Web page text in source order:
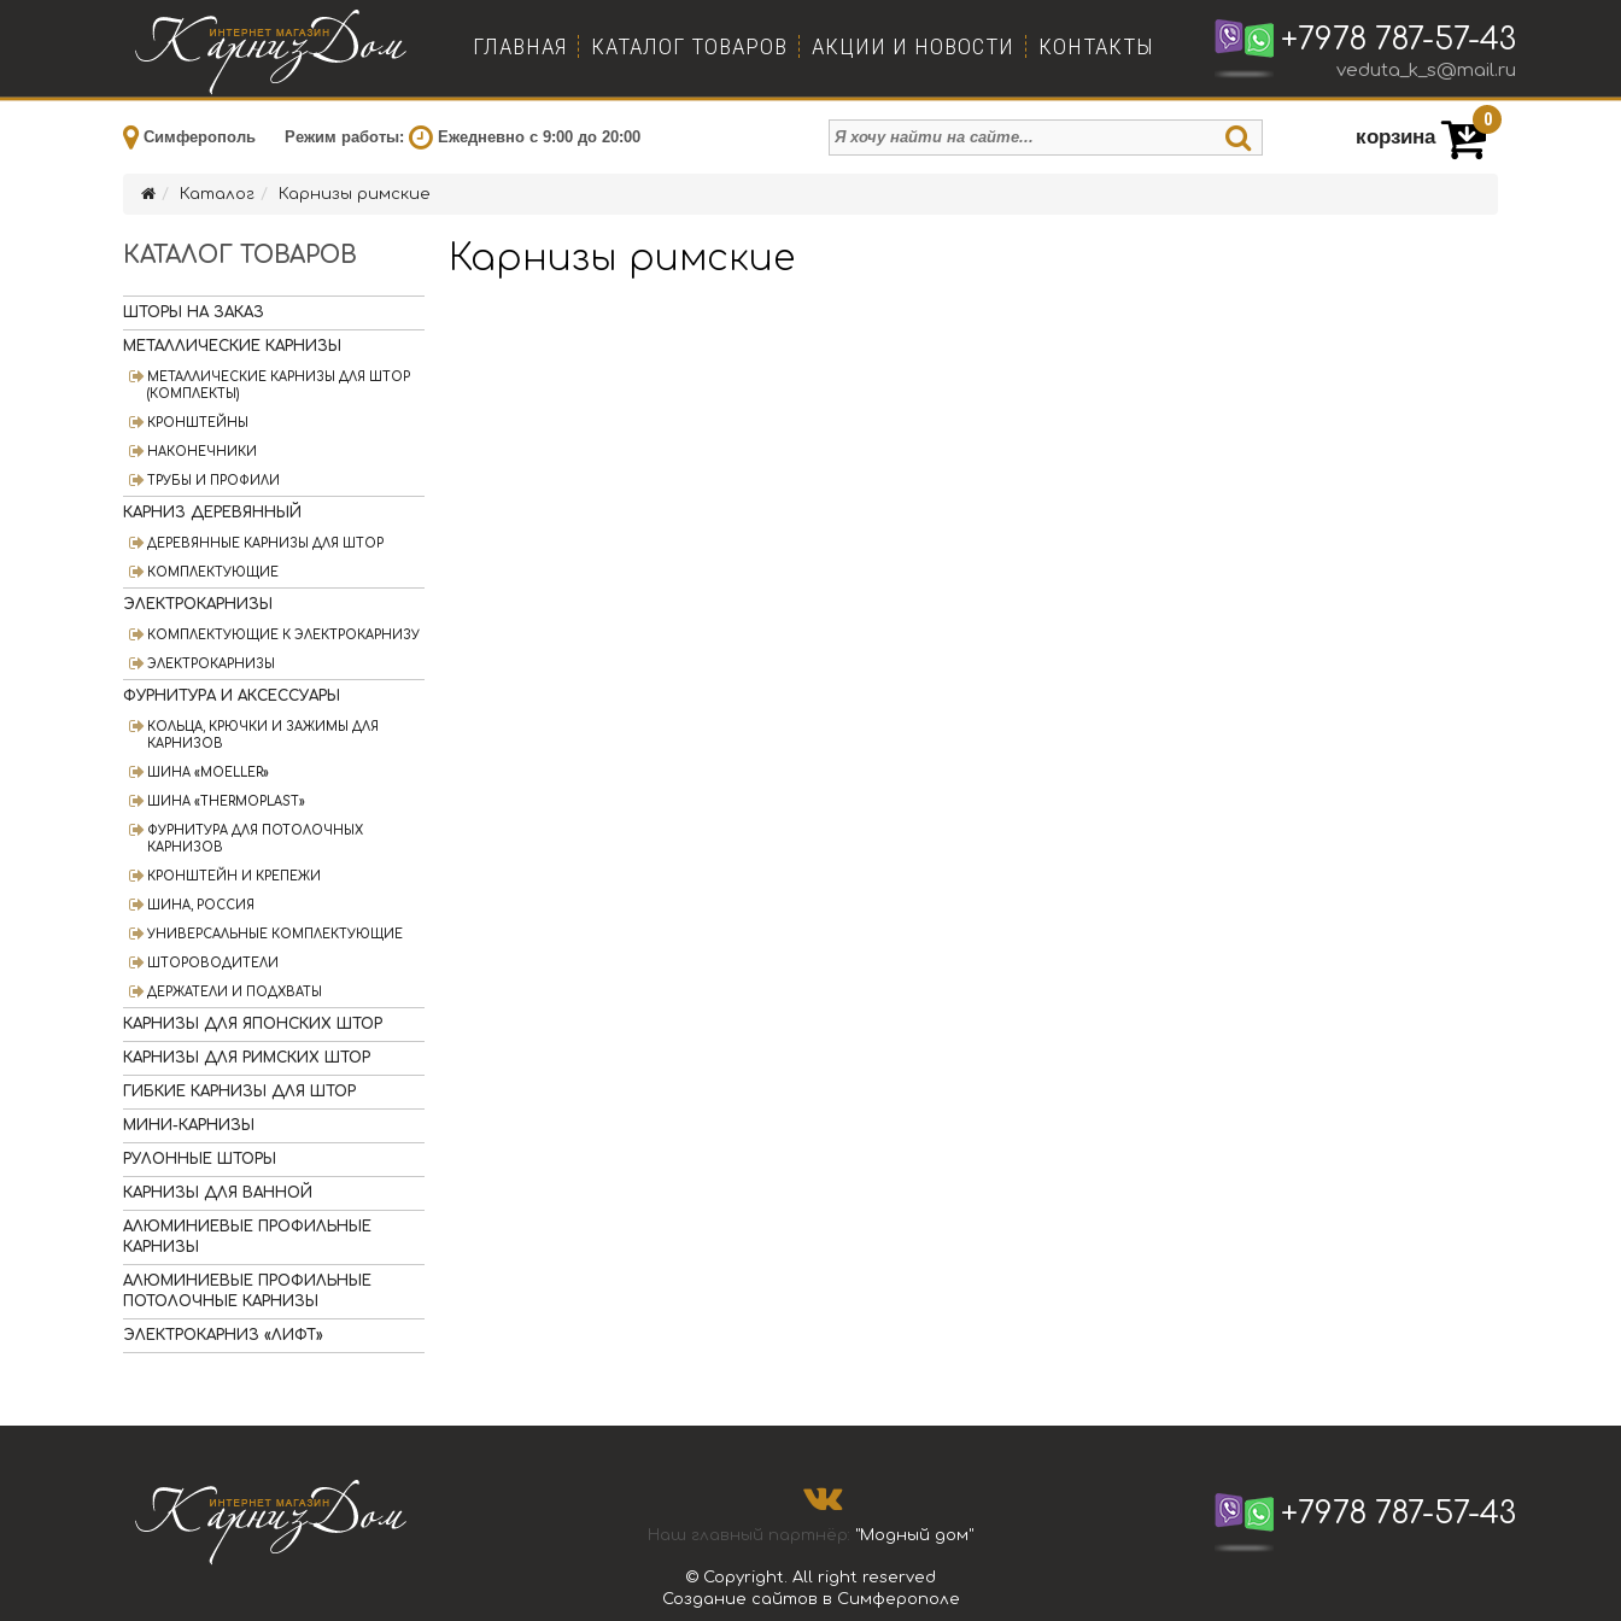
+7978 787-57-43
veduta_k_s@mail.ru
ГЛАВНАЯ КАТАЛОГ ТОВАРОВ АКЦИИ И НОВОСТИ КОНТАКТЫ
Симферополь Режим работы: Ежедневно с 9:00 до 20:00 корзина
0
Каталог Карнизы римские
КАТАЛОГ ТОВАРОВ
ШТОРЫ НА ЗАКАЗ
МЕТАЛЛИЧЕСКИЕ КАРНИЗЫ
МЕТАЛЛИЧЕСКИЕ КАРНИЗЫ ДЛЯ ШТОР
(КОМПЛЕКТЫ)
КРОНШТЕЙНЫ
НАКОНЕЧНИКИ
ТРУБЫ И ПРОФИЛИ
КАРНИЗ ДЕРЕВЯННЫЙ
ДЕРЕВЯННЫЕ КАРНИЗЫ ДЛЯ ШТОР
КОМПЛЕКТУЮЩИЕ
ЭЛЕКТРОКАРНИЗЫ
КОМПЛЕКТУЮЩИЕ К ЭЛЕКТРОКАРНИЗУ
ЭЛЕКТРОКАРНИЗЫ
ФУРНИТУРА И АКСЕССУАРЫ
КОЛЬЦА, КРЮЧКИ И ЗАЖИМЫ ДЛЯ
КАРНИЗОВ
ШИНА «MOELLER»
ШИНА «THERMOPLAST»
ФУРНИТУРА ДЛЯ ПОТОЛОЧНЫХ
КАРНИЗОВ
КРОНШТЕЙН И КРЕПЕЖИ
ШИНА, РОССИЯ
УНИВЕРСАЛЬНЫЕ КОМПЛЕКТУЮЩИЕ
ШТОРОВОДИТЕЛИ
ДЕРЖАТЕЛИ И ПОДХВАТЫ
КАРНИЗЫ ДЛЯ ЯПОНСКИХ ШТОР
КАРНИЗЫ ДЛЯ РИМСКИХ ШТОР
ГИБКИЕ КАРНИЗЫ ДЛЯ ШТОР
МИНИ-КАРНИЗЫ
РУЛОННЫЕ ШТОРЫ
КАРНИЗЫ ДЛЯ ВАННОЙ
АЛЮМИНИЕВЫЕ ПРОФИЛЬНЫЕ
КАРНИЗЫ
АЛЮМИНИЕВЫЕ ПРОФИЛЬНЫЕ
ПОТОЛОЧНЫЕ КАРНИЗЫ
ЭЛЕКТРОКАРНИЗ «ЛИФТ»
Карнизы римские
Наш главный партнёр: "Модный дом"
© Copyright. All right reserved
Создание сайтов в Симферополе
+7978 787-57-43